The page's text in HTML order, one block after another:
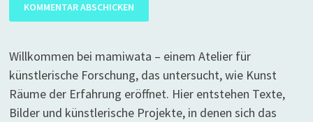
Willkommen bei mamiwata – einem Atelier für
künstlerische Forschung, das untersucht, wie Kunst
Räume der Erfahrung eröffnet. Hier entstehen Texte,
Bilder und künstlerische Projekte, in denen sich das